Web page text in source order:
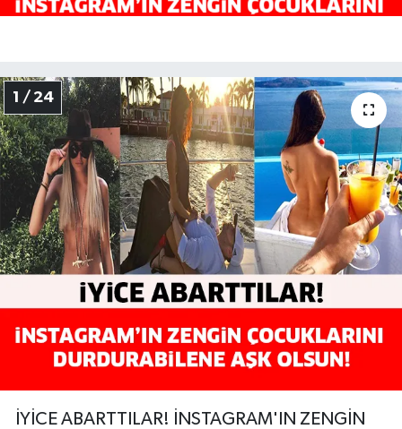
1 / 24
İYİCE ABARTTILAR! İNSTAGRAM'IN ZENGİN